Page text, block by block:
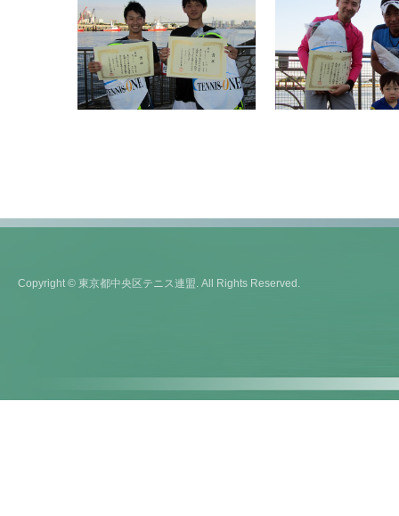
Copyright © 東京都中央区テニス連盟. All Rights Reserved.